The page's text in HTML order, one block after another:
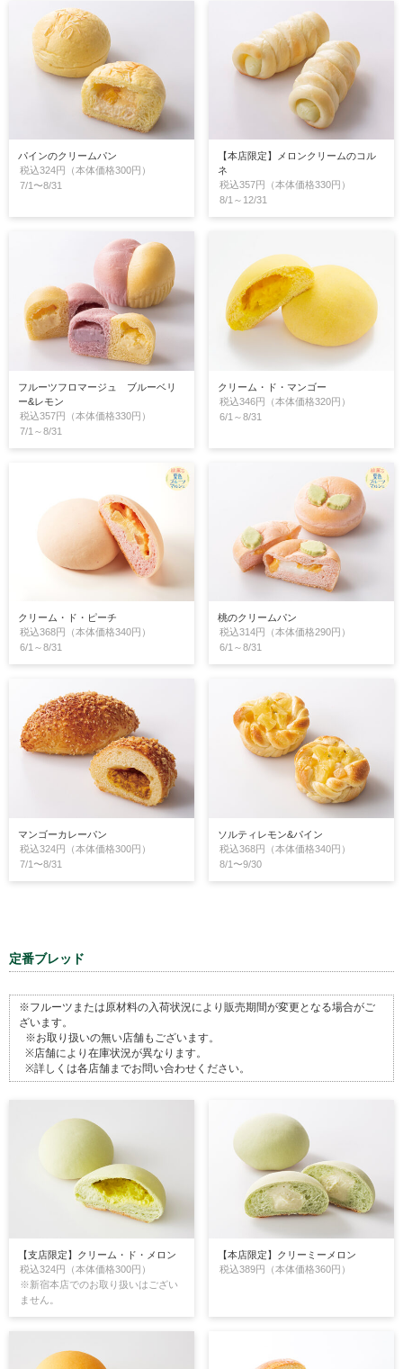
パインのクリームパン
税込324円（本体価格300円）
7/1〜8/31
【本店限定】メロンクリームのコル
ネ
税込357円（本体価格330円）
8/1～12/31
フルーツフロマージュ ブルーベリ
ー&レモン
税込357円（本体価格330円）
7/1～8/31
クリーム・ド・マンゴー
税込346円（本体価格320円）
6/1～8/31
クリーム・ド・ピーチ
税込368円（本体価格340円）
6/1～8/31
桃のクリームパン
税込314円（本体価格290円）
6/1～8/31
マンゴーカレーパン
税込324円（本体価格300円）
7/1〜8/31
ソルティレモン&パイン
税込368円（本体価格340円）
8/1〜9/30
定番ブレッド
※フルーツまたは原材料の入荷状況により販売期間が変更となる場合がご
ざいます。
※お取り扱いの無い店舗もございます。
※店舗により在庫状況が異なります。
※詳しくは各店舗までお問い合わせください。
【支店限定】クリーム・ド・メロン
税込324円（本体価格300円）
※新宿本店でのお取り扱いはござい
ません。
【本店限定】クリーミーメロン
税込389円（本体価格360円）